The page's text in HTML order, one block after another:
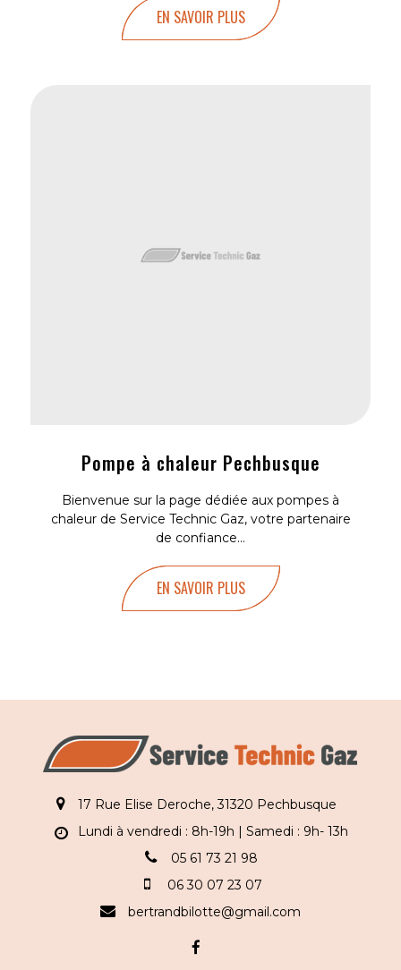
EN SAVOIR PLUS
Pompe à chaleur Pechbusque
Bienvenue sur la page dédiée aux pompes à
chaleur de Service Technic Gaz, votre partenaire
de confiance...
EN SAVOIR PLUS
17 Rue Elise Deroche, 31320 Pechbusque
Lundi à vendredi : 8h-19h | Samedi : 9h- 13h
05 61 73 21 98
06 30 07 23 07
bertrandbilotte@gmail.com